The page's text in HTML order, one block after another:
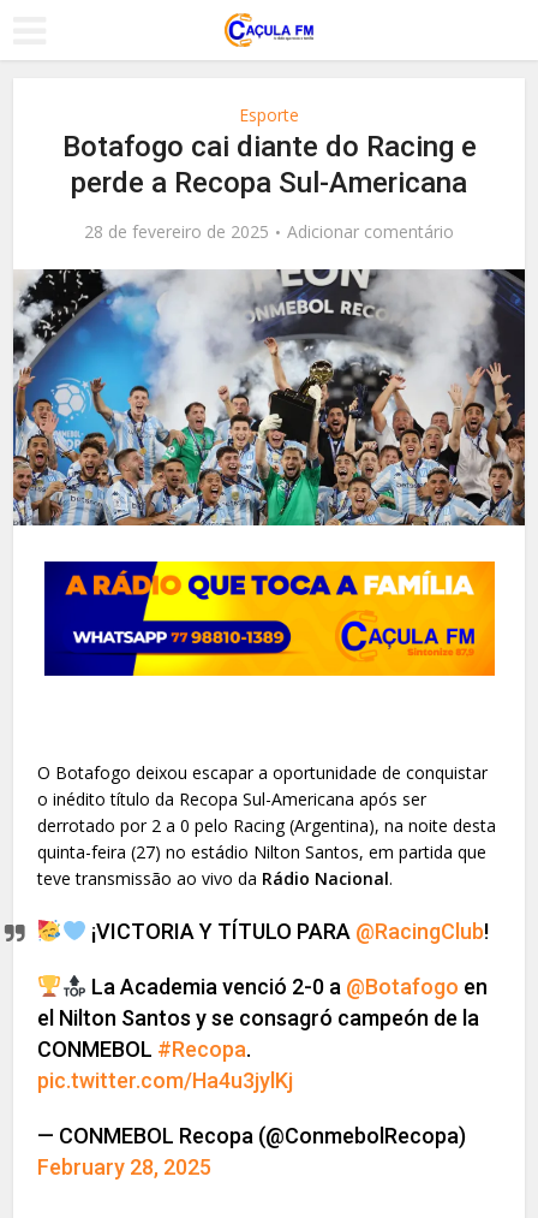
Esporte
Botafogo cai diante do Racing e
perde a Recopa Sul-Americana
28 de fevereiro de 2025 Adicionar comentário
O Botafogo deixou escapar a oportunidade de conquistar
o inédito título da Recopa Sul-Americana após ser
derrotado por 2 a 0 pelo Racing (Argentina), na noite desta
quinta-feira (27) no estádio Nilton Santos, em partida que
teve transmissão ao vivo da Rádio Nacional.
¡VICTORIA Y TÍTULO PARA @RacingClub!
La Academia venció 2-0 a @Botafogo en
el Nilton Santos y se consagró campeón de la
CONMEBOL #Recopa.
pic.twitter.com/Ha4u3jylKj
— CONMEBOL Recopa (@ConmebolRecopa)
February 28, 2025